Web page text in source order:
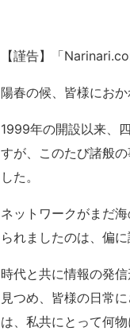
【謹告】「
陽春の候、皆様にお
1999年の開設以来、
すが、このたび諸般
した。
ネットワークがまだ
られましたのは、偏
時代と共に情報の発
見つめ、皆様の日常
は、私共にとって何